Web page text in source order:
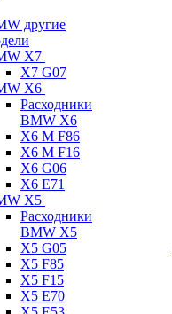
другие
X7
X7 G07
X6
Расходники
BMW X6
X6 M F86
X6 M F16
X6 G06
X6 E71
X5
Расходники
BMW X5
X5 G05
X5 F85
X5 F15
X5 E70